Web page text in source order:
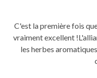
C'est la première fois
vraiment excellent
les herbes